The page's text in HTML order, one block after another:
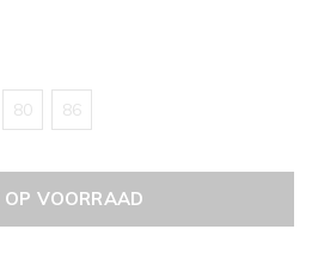
80 86
OP VOORRAAD